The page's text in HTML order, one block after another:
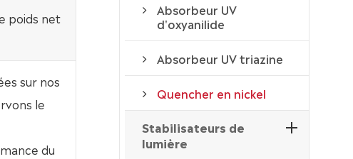
poids net
sur nos
le
du
Absorbeur UV
d'oxyanilide
Absorbeur UV triazine
Quencher en nickel
Stabilisateurs de
lumière